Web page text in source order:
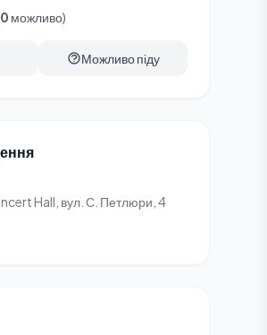
0 можливо)
Можливо піду
Hall, вул. С. Петлюри, 4